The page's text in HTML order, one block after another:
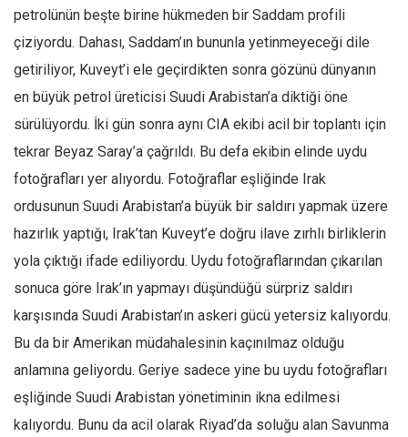
Avustralya
Tarih
Düşünce
Dosyalar
petrolünün beşte birine hükmeden bir Saddam profili
çiziyordu. Dahası, Saddam’ın bununla yetinmeyeceği dile
getiriliyor, Kuveyt’i ele geçirdikten sonra gözünü dünyanın
en büyük petrol üreticisi Suudi Arabistan’a diktiği öne
sürülüyordu. İki gün sonra aynı CIA ekibi acil bir toplantı için
tekrar Beyaz Saray’a çağrıldı. Bu defa ekibin elinde uydu
fotoğrafları yer alıyordu. Fotoğraflar eşliğinde Irak
ordusunun Suudi Arabistan’a büyük bir saldırı yapmak üzere
hazırlık yaptığı, Irak’tan Kuveyt’e doğru ilave zırhlı birliklerin
yola çıktığı ifade ediliyordu. Uydu fotoğraflarından çıkarılan
sonuca göre Irak’ın yapmayı düşündüğü sürpriz saldırı
karşısında Suudi Arabistan’ın askeri gücü yetersiz kalıyordu.
Bu da bir Amerikan müdahalesinin kaçınılmaz olduğu
anlamına geliyordu. Geriye sadece yine bu uydu fotoğrafları
eşliğinde Suudi Arabistan yönetiminin ikna edilmesi
kalıyordu. Bunu da acil olarak Riyad’da soluğu alan Savunma